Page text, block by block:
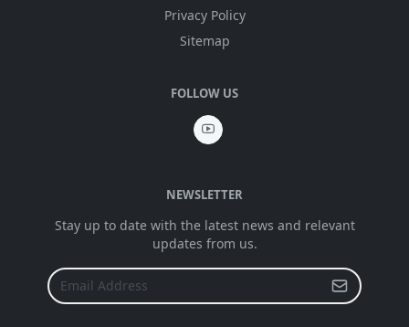
Privacy Policy
Sitemap
FOLLOW US
NEWSLETTER
Stay up to date with the latest news and relevant
updates from us.